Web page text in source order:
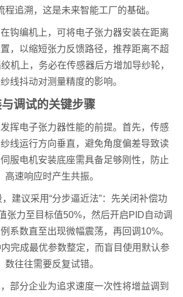
程追溯，这是未来智能工厂的基础。
在钩编机上，可将电子张力器安装在距离
，以缩短张力反馈路径，推荐距离不超
机上，务必在传感器后方增加导纱轮，
线抖动对测量精度的影响。
调试的关键步骤
挥电子张力器性能的前提。首先，传感
线运行方向垂直，避免角度偏差导致读
服电机安装底座需具备足够刚性，防止
高速响应时产生共振。
建议采用“分步逼近法”：先关闭补偿功
张力至目标值50%，然后开启PID自动调
系数直至出现微幅震荡，再回调10%。
完成最优参数整定，而盲目使用默认参
数往往需要反复试错。
部分企业为追求速度一次性将增益调到